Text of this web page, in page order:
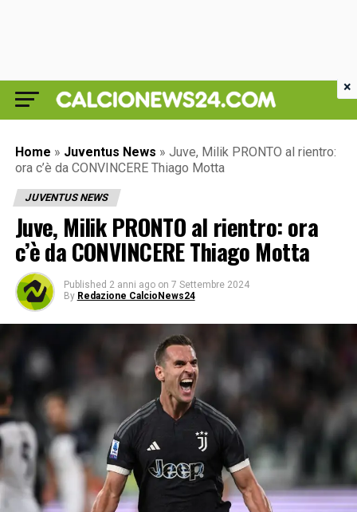
Home » Juventus News » Juve, Milik PRONTO al rientro:
ora c’è da CONVINCERE Thiago Motta
JUVENTUS NEWS
Juve, Milik PRONTO al rientro: ora
c’è da CONVINCERE Thiago Motta
Published 2 anni ago on 7 Settembre 2024
By Redazione CalcioNews24
×